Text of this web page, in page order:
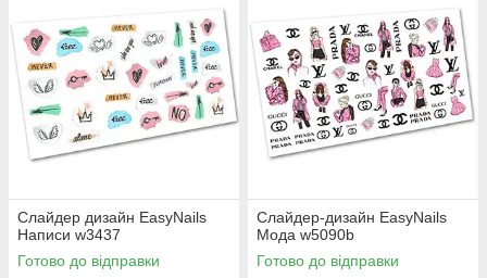
Слайдер дизайн EasyNails
Написи w3437
Готово до відправки
Слайдер-дизайн EasyNails
Мода w5090b
Готово до відправки